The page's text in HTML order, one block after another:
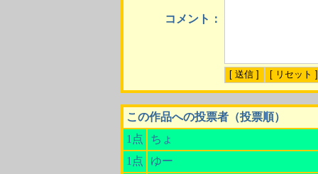
コメント：
この作品への投票者（投票順）
1点
ちょ
1点
ゆー